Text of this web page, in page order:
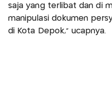
saja yang terlibat dan di
manipulasi dokumen
di Kota Depok," ucapnya.